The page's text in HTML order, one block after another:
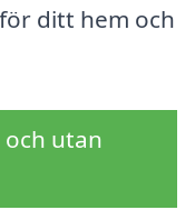
ditt hem och
utan